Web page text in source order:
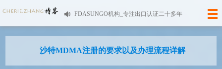
FDASUNGO机构_专注出口认证二十多年
沙特MDMA注册的要求以及办理流程详解